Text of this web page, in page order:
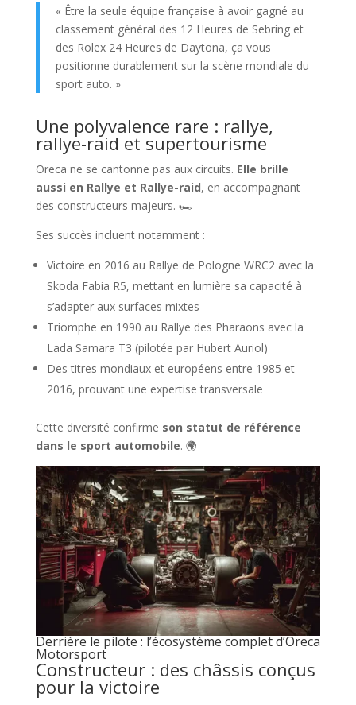
« Être la seule équipe française à avoir gagné au
classement général des 12 Heures de Sebring et
des Rolex 24 Heures de Daytona, ça vous
positionne durablement sur la scène mondiale du
sport auto. »
Une polyvalence rare : rallye,
rallye-raid et supertourisme
Oreca ne se cantonne pas aux circuits. Elle brille
aussi en Rallye et Rallye-raid, en accompagnant
des constructeurs majeurs. 🏎️
Ses succès incluent notamment :
Victoire en 2016 au Rallye de Pologne WRC2 avec la
Skoda Fabia R5, mettant en lumière sa capacité à
s’adapter aux surfaces mixtes
Triomphe en 1990 au Rallye des Pharaons avec la
Lada Samara T3 (pilotée par Hubert Auriol)
Des titres mondiaux et européens entre 1985 et
2016, prouvant une expertise transversale
Cette diversité confirme son statut de référence
dans le sport automobile. 🌍
Derrière le pilote : l’écosystème complet d’Oreca
Motorsport
Constructeur : des châssis conçus
pour la victoire